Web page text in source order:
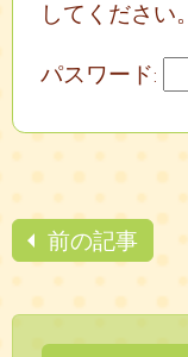
してください。
パスワード:
前の記事